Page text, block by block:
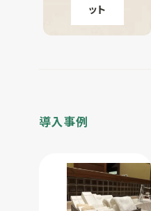
ット
導入事例